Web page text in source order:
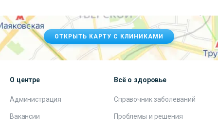
ОТКРЫТЬ КАРТУ С КЛИНИКАМИ
О центре
Администрация
Вакансии
Всё о здоровье
Справочник заболеваний
Проблемы и решения